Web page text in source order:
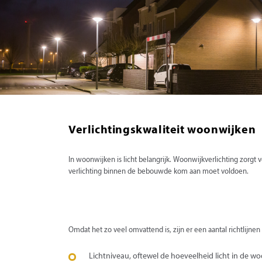
Verlichtingskwaliteit woonwijken
In woonwijken is licht belangrijk. Woonwijkverlichting zorgt
verlichting binnen de bebouwde kom aan moet voldoen.
Omdat het zo veel omvattend is, zijn er een aantal
Lichtniveau, oftewel de hoeveelheid licht in de